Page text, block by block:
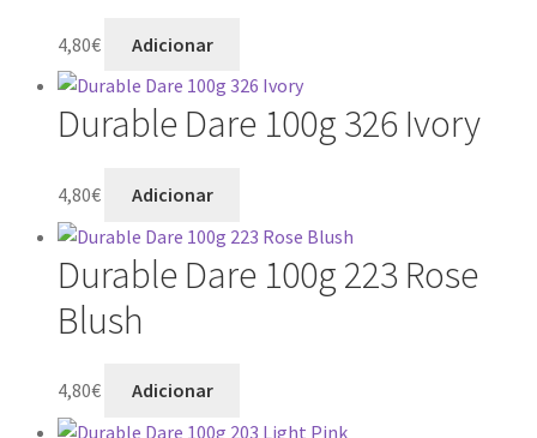
4,80€ Adicionar
Durable Dare 100g 326 Ivory
4,80€ Adicionar
Durable Dare 100g 223 Rose
Blush
4,80€ Adicionar